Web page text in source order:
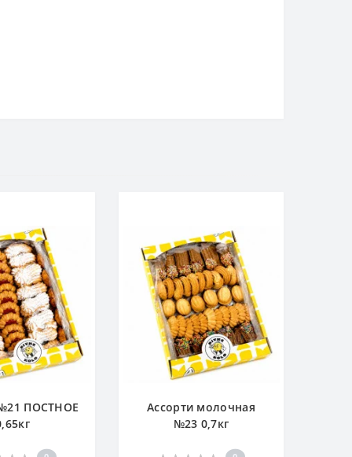
ПОСТНОЕ
Ассорти молочная
№23 0,7кг